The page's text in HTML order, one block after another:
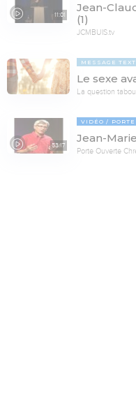
11:01
Jean-
(1)
JCMBUIS.tv
MESSAGE
Le sexe
La question
53:17
VIDÉO
Jean-
Porte Ouverte